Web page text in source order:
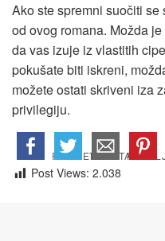
Ako ste spremni suočiti
od ovog romana. Možda
da vas izuje iz vlastitih
pokušate biti iskreni,
možete ostati skriveni iza
privilegiju.
Post Views: 2.038